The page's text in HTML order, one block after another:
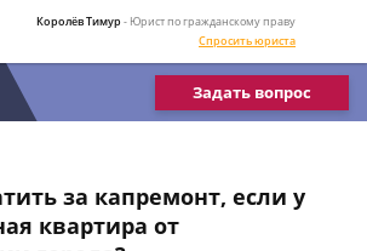
Королёв Тимур- Юрист по гражданскому праву
Спросить юриста
Задать вопрос
за капремонт, если у
квартира от